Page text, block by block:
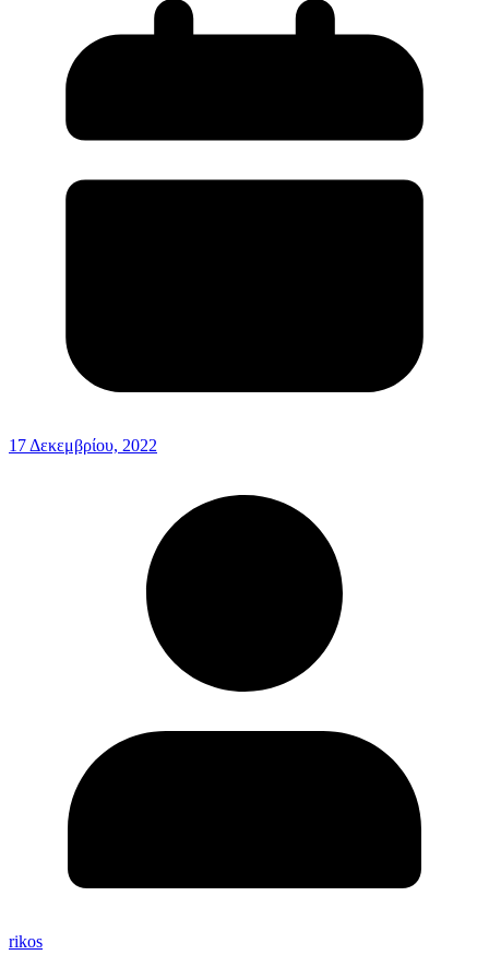
17 Δεκεμβρίου, 2022
rikos